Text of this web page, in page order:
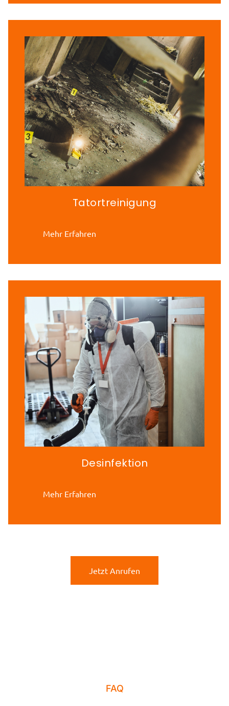
Tatortreinigung
Mehr Erfahren
Desinfektion
Mehr Erfahren
Jetzt Anrufen
FAQ